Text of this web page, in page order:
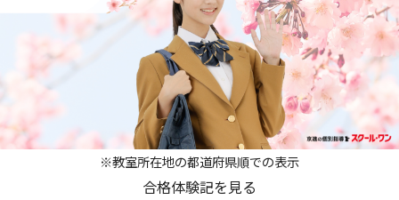
※教室所在地の都道府県順での表示
合格体験記を見る